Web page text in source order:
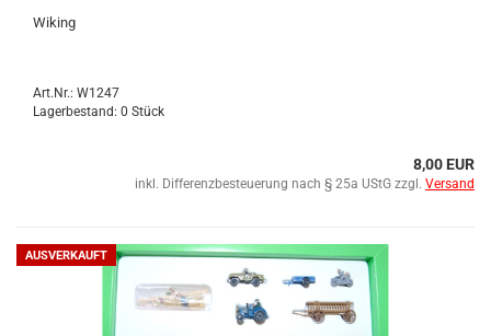
Wi­king
Art.Nr.: W1247
Lagerbestand: 0 Stück
8,00 EUR
inkl. Differenzbesteuerung nach § 25a UStG zzgl. Versand
AUSVERKAUFT